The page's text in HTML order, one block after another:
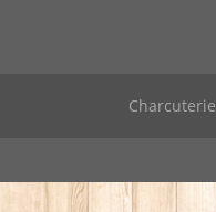
Charcuterie